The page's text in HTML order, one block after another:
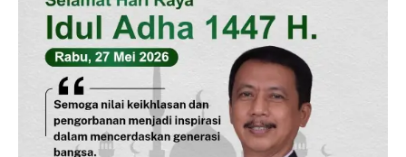
Company
Disclaimer
Kontak Kami
Redaksi
Pedoman Media Siber